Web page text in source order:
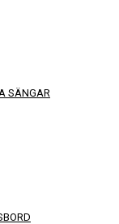
SÄNGAR